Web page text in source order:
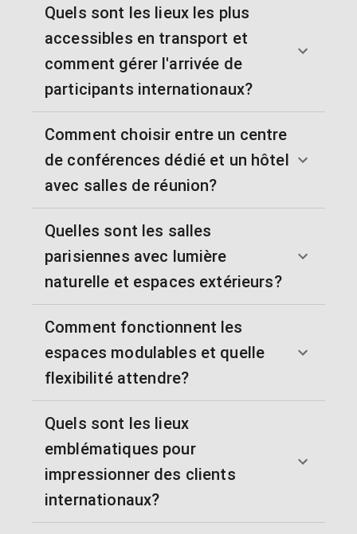
Quels sont les lieux les plus
accessibles en transport et
comment gérer l'arrivée de
participants internationaux?
Comment choisir entre un centre
de conférences dédié et un hôtel
avec salles de réunion?
Quelles sont les salles
parisiennes avec lumière
naturelle et espaces extérieurs?
Comment fonctionnent les
espaces modulables et quelle
flexibilité attendre?
Quels sont les lieux
emblématiques pour
impressionner des clients
internationaux?